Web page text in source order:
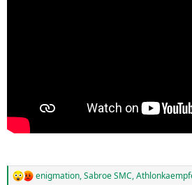
R
enigmation,Sabroe SMC,